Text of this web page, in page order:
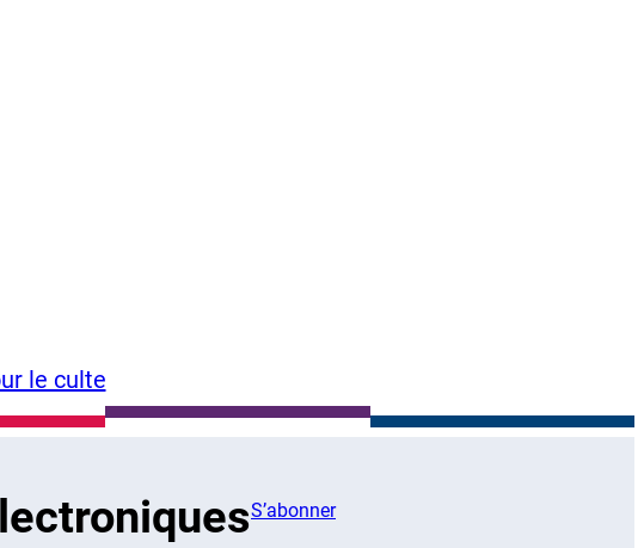
le culte
S’abonner